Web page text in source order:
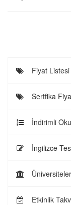
Fiyat Listesi
Sertfika
İndirimli
İngilizce
Üniversiteler
Etkinlik